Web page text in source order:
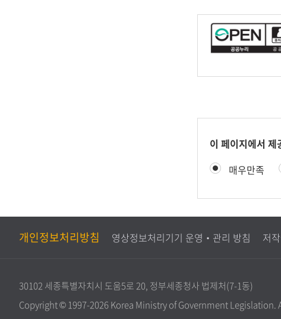
콘
츠
족
도
사
이 페이지에서
만
족
가
매우만족
개인정보처리방침 영상정보처리기기 운영‧관리 방침 저
30102 세종특별자치시 도움5로 20, 정부세종청사 법제처(7-1동)
Copyright © 1997-2026 Korea Ministry of Government Legislation.